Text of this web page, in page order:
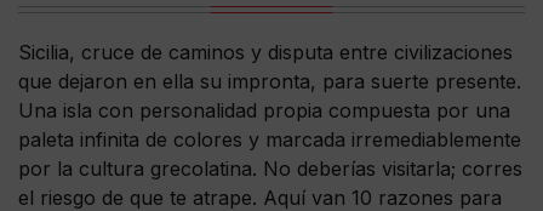
Sicilia, cruce de caminos y disputa entre civilizaciones
que dejaron en ella su impronta, para suerte presente.
Una isla con personalidad propia compuesta por una
paleta infinita de colores y marcada irremediablemente
por la cultura grecolatina. No deberías visitarla; corres
el riesgo de que te atrape. Aquí van 10 razones para